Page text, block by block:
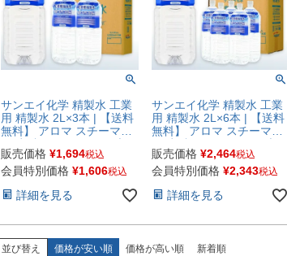
サンエイ化学 精製水 工業
用 精製水 2L×3本 | 【送料
無料】 アロマ スチーマー
ーラント液 ウォッシャー
液 アルコール 消毒液 無水
除菌水 希釈水 ペットボト
水 超純水 せいせいすい 日
販売価格 ¥1,694税込
会員特別価格 ¥1,606税込
詳細を見る
サンエイ化学 精製水 工業
用 精製水 2L×6本 | 【送料
無料】 アロマ スチーマー
ーラント液 ウォッシャー
液 アルコール 消毒液 無水
除菌水 希釈水 ペットボト
水 超純水 せいせいすい 日
販売価格 ¥2,464税込
会員特別価格 ¥2,343税込
詳細を見る
並び替え 価格が安い順 価格が高い順 新着順